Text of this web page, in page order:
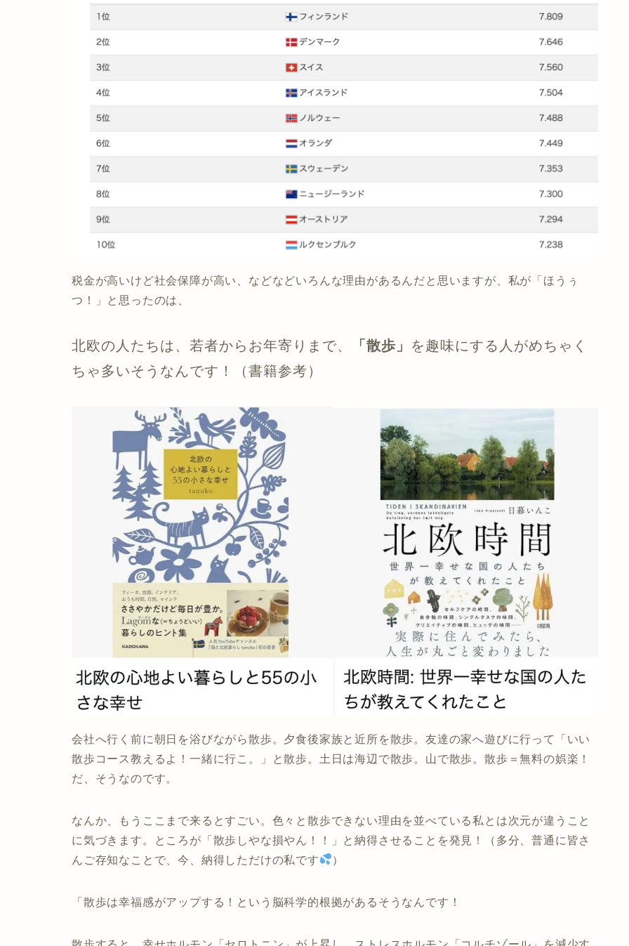
税金が高いけど社会保障が高い、などなどいろんな理由があるんだと思いますが、私が「ほうぅ
つ！」と思ったのは、
北欧の人たちは、若者からお年寄りまで、 「散歩」 を趣味にする人がめちゃく
ちゃ多いそうなんです！（書籍参考）
会社へ行く前に朝日を浴びながら散歩。夕食後家族と近所を散歩。友達の家へ遊びに行って「いい
散歩コース教えるよ！一緒に行こ。」と散歩。土日は海辺で散歩。山で散歩。散歩＝無料の娯楽！
だ、そうなのです。
なんか、もうここまで来るとすごい。色々と散歩できない理由を並べている私とは次元が違うこと
に気づきます。ところが「散歩しやな損やん！！」と納得させることを発見！（多分、普通に皆さ
んご存知なことで、今、納得しただけの私です
）
「散歩は幸福感がアップする！という脳科学的根拠があるそうなんです！